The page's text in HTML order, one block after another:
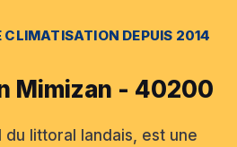
CLIMATISATION DEPUIS 2014
Mimizan - 40200
du littoral landais, est une